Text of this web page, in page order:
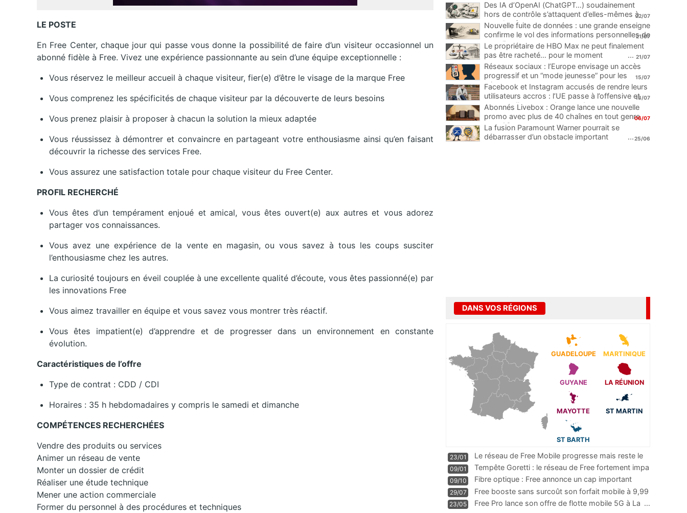
LE POSTE
En Free Center, chaque jour qui passe vous donne la possibilité de faire d’un visiteur occasionnel un
abonné fidèle à Free. Vivez une expérience passionnante au sein d’une équipe exceptionnelle :
Vous réservez le meilleur accueil à chaque visiteur, fier(e) d’être le visage de la marque Free
Vous comprenez les spécificités de chaque visiteur par la découverte de leurs besoins
Vous prenez plaisir à proposer à chacun la solution la mieux adaptée
Vous réussissez à démontrer et convaincre en partageant votre enthousiasme ainsi qu’en faisant
découvrir la richesse des services Free.
Vous assurez une satisfaction totale pour chaque visiteur du Free Center.
PROFIL RECHERCHÉ
Vous êtes d’un tempérament enjoué et amical, vous êtes ouvert(e) aux autres et vous adorez
partager vos connaissances.
Vous avez une expérience de la vente en magasin, ou vous savez à tous les coups susciter
l’enthousiasme chez les autres.
La curiosité toujours en éveil couplée à une excellente qualité d’écoute, vous êtes passionné(e) par
les innovations Free
Vous aimez travailler en équipe et vous savez vous montrer très réactif.
Vous êtes impatient(e) d’apprendre et de progresser dans un environnement en constante
évolution.
Caractéristiques de l’offre
Type de contrat : CDD / CDI
Horaires : 35 h hebdomadaires y compris le samedi et dimanche
COMPÉTENCES RECHERCHÉES
Vendre des produits ou services
Animer un réseau de vente
Monter un dossier de crédit
Réaliser une étude technique
Mener une action commerciale
Former du personnel à des procédures et techniques
Des IA d’OpenAI (ChatGPT…) soudainement
hors de contrôle s’attaquent d’elles-mêmes à
une plateforme
...
22/07
Nouvelle fuite de données : une grande enseigne
confirme le vol des informations personnelles de
ses clients
...
21/07
Le propriétaire de HBO Max ne peut finalement
pas être racheté… pour le moment
... 21/07
Réseaux sociaux : l’Europe envisage un accès
progressif et un “mode jeunesse” pour les
mineurs
...
15/07
Facebook et Instagram accusés de rendre leurs
utilisateurs accros : l’UE passe à l’offensive et
menace d’une amende record
...
13/07
Abonnés Livebox : Orange lance une nouvelle
promo avec plus de 40 chaînes en tout genre
pour 1€
06/07
La fusion Paramount Warner pourrait se
débarrasser d’un obstacle important
...25/06
DANS VOS RÉGIONS
GUADELOUPE MARTINIQUE
GUYANE LA RÉUNION
MAYOTTE ST MARTIN
ST BARTH
23/01
Le réseau de Free Mobile progresse mais reste le
m
...
09/01
Tempête Goretti : le réseau de Free fortement impa
09/10
Fibre optique : Free annonce un cap important
pass
...
29/07
Free booste sans surcoût son forfait mobile à 9,99
23/05 Free Pro lance son offre de flotte mobile 5G à La ...